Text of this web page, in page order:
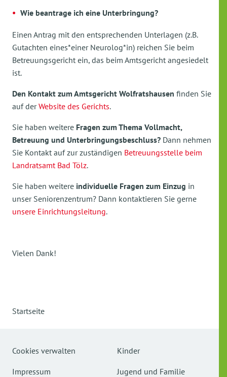
Wie beantrage ich eine Unterbringung?
Einen Antrag mit den entsprechenden Unterlagen (z.B.
Gutachten eines*einer Neurolog*in) reichen Sie beim
Betreuungsgericht ein, das beim Amtsgericht angesiedelt
ist.
Den Kontakt zum Amtsgericht Wolfratshausen finden Sie
auf derWebsite des Gerichts.
Sie haben weitere Fragen zum Thema Vollmacht,
Betreuung und Unterbringungsbeschluss? Dann nehmen
Sie Kontakt auf zur zuständigen Betreuungsstelle beim
Landratsamt Bad Tölz.
Sie haben weitere individuelle Fragen zum Einzug in
unser Seniorenzentrum? Dann kontaktieren Sie gerne
unsere Einrichtungsleitung.
Vielen Dank!
Startseite
Cookies verwalten
Impressum
Kinder
Jugend und Familie